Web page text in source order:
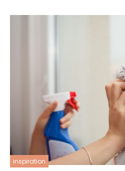
inspiration